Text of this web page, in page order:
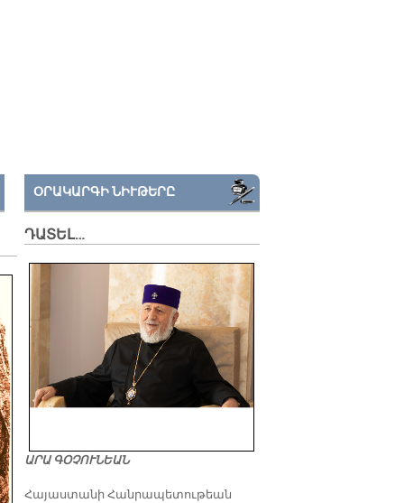
ՕՐԱԿԱՐԳԻ ՆԻՒԹԵՐԸ
ԴԱՏԵԼ…
ԱՐԱ ԳՕՉՈՒՆԵԱՆ
​Հայաստանի Հանրապետութեան